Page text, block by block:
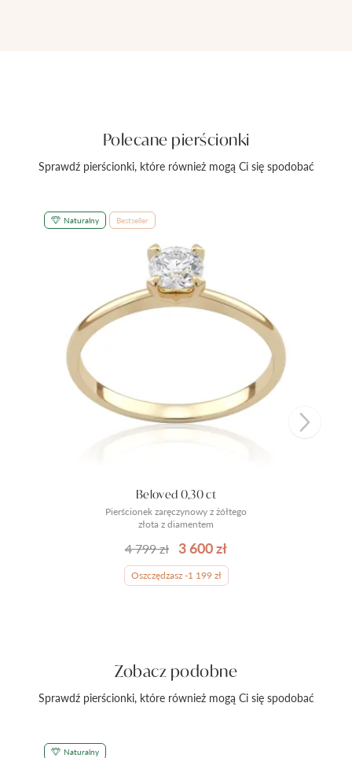
Polecane pierścionki
Sprawdź pierścionki, które również mogą Ci się spodobać
Naturalny Bestseller
Pierścionek zaręczynowy z żółtego
złota z diamentem
Beloved 0,30 ct
4 799 zł 3 600 zł
Oszczędzasz -1 199 zł
Zobacz podobne
Sprawdź pierścionki, które również mogą Ci się spodobać
Naturalny